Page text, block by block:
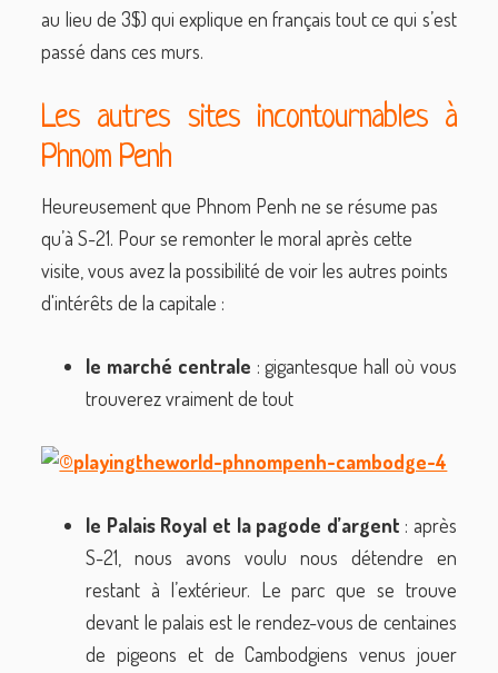
au lieu de 3$) qui explique en français tout ce qui s’est
passé dans ces murs.
Les autres sites incontournables à
Phnom Penh
Heureusement que Phnom Penh ne se résume pas
qu’à S-21. Pour se remonter le moral après cette
visite, vous avez la possibilité de voir les autres points
d'intérêts de la capitale :
le marché centrale : gigantesque hall où vous
trouverez vraiment de tout
le Palais Royal et la pagode d’argent : après
S-21, nous avons voulu nous détendre en
restant à l’extérieur. Le parc que se trouve
devant le palais est le rendez-vous de centaines
de pigeons et de Cambodgiens venus jouer